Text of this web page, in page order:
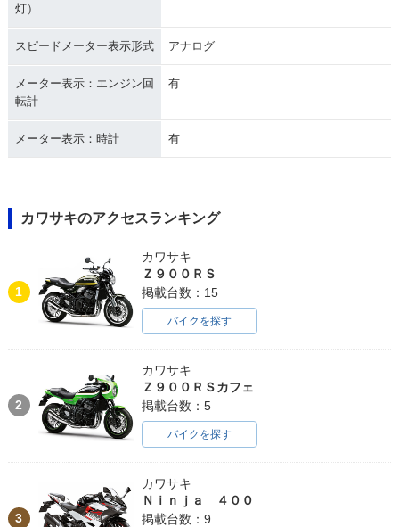
灯）
スピードメーター表示形式 アナログ
メーター表示：エンジン回
転計
有
メーター表示：時計 有
カワサキのアクセスランキング
1
カワサキ
Ｚ９００ＲＳ
掲載台数：15
バイクを探す
2
カワサキ
Ｚ９００ＲＳカフェ
掲載台数：5
バイクを探す
3
カワサキ
Ｎｉｎｊａ ４００
掲載台数：9